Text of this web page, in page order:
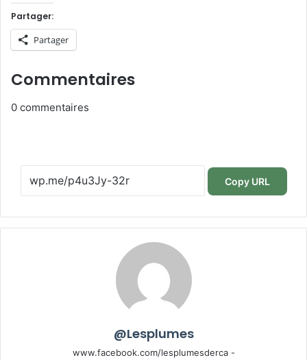
Partager:
Partager
Commentaires
0 commentaires
Copy URL
@Lesplumes
www.facebook.com/lesplumesderca -